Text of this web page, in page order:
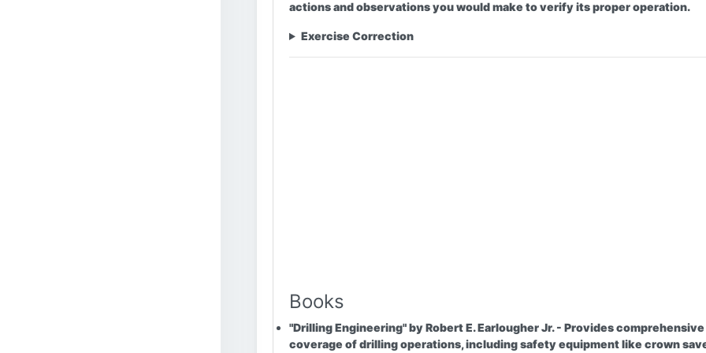
actions and observations you would make to verify its proper operation.
Exercise Correction
Books
"Drilling Engineering" by Robert E. Earlougher Jr.- Provides comprehensive
coverage of drilling operations, including safety equipment like crown